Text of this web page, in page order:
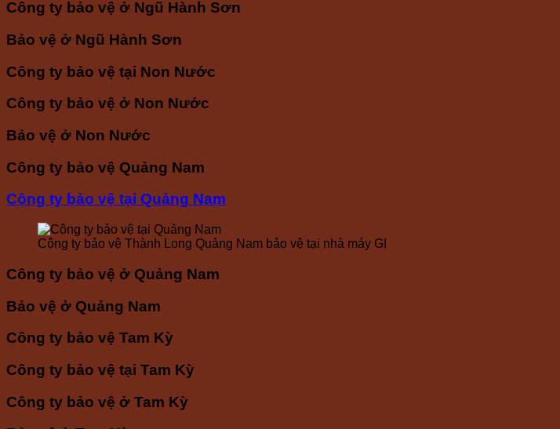
Công ty bảo vệ ở Ngũ Hành Sơn
Bảo vệ ở Ngũ Hành Sơn
Công ty bảo vệ tại Non Nước
Công ty bảo vệ ở Non Nước
Bảo vệ ở Non Nước
Công ty bảo vệ Quảng Nam
Công ty bảo vệ tại Quảng Nam
Công ty bảo vệ Thành Long Quảng Nam bảo vệ tại nhà máy GI
Công ty bảo vệ ở Quảng Nam
Bảo vệ ở Quảng Nam
Công ty bảo vệ Tam Kỳ
Công ty bảo vệ tại Tam Kỳ
Công ty bảo vệ ở Tam Kỳ